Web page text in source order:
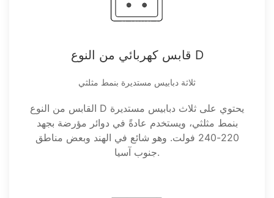
قابس كهربائي من النوع D
ثلاثة دبابيس مستديرة بنمط مثلثي
القابس من النوع D يحتوي على ثلاث دبابيس مستديرة
بنمط مثلثي، ويستخدم عادةً في دوائر مؤرضة بجهد
220-240 فولت. وهو شائع في الهند وبعض مناطق
جنوب آسيا.